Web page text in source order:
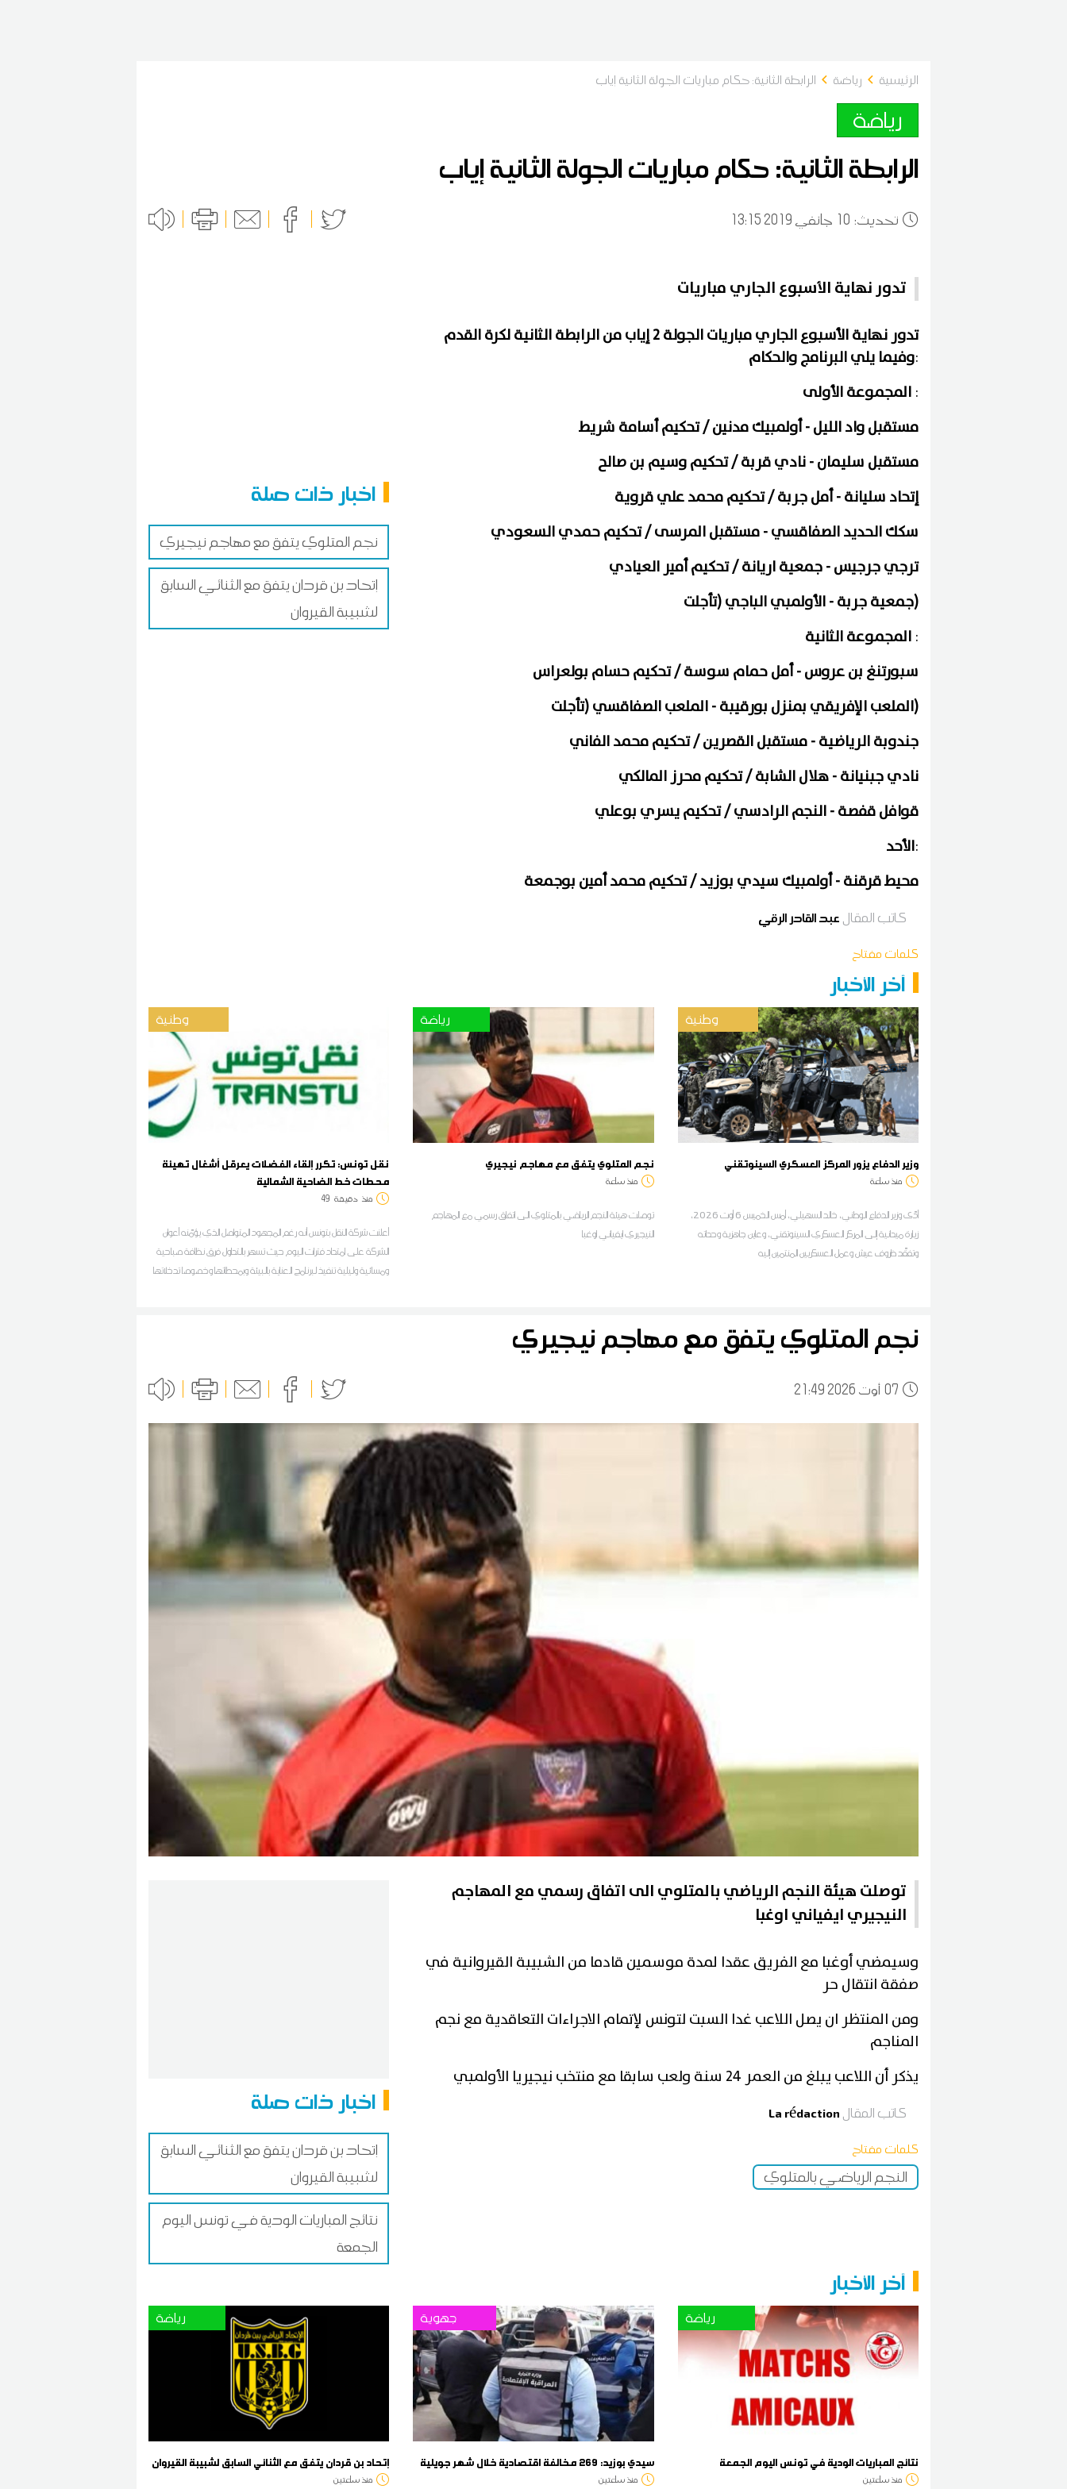
الرئيسية رياضة الرابطة الثانية: حكام مباريات الجولة الثانية إياب
رياضة
الرابطة الثانية: حكام مباريات الجولة الثانية إياب
:تحديث 10 13:15 2019 جانفي
اخبار ذات صلة
نجم المتلوي يتفق مع مهاجم نيجيري
إتحاد بن قردان يتفق مع الثنائي السابق
لشبيبة القيروان
تدور نهاية الأسبوع الجاري مباريات
تدور نهاية الأسبوع الجاري مباريات الجولة 2 إياب من الرابطة الثانية لكرة القدم
وفيما يلي البرنامج والحكام:
المجموعة الأولى:
مستقبل واد الليل - أولمبيك مدنين / تحكيم أسامة شريط
مستقبل سليمان - نادي قربة / تحكيم وسيم بن صالح
إتحاد سليانة - أمل جربة / تحكيم محمد علي قروية
سكك الحديد الصفاقسي - مستقبل المرسى / تحكيم حمدي السعودي
ترجي جرجيس - جمعية اريانة / تحكيم أمير العيادي
جمعية جربة - الأولمبي الباجي (تأجلت)
المجموعة الثانية:
سبورتنغ بن عروس - أمل حمام سوسة / تحكيم حسام بولعراس
الملعب الإفريقي بمنزل بورقيبة - الملعب الصفاقسي (تأجلت)
جندوبة الرياضية - مستقبل القصرين / تحكيم محمد الفاني
نادي جبنيانة - هلال الشابة / تحكيم محرز المالكي
قوافل قفصة - النجم الرادسي / تحكيم يسري بوعلي
الأحد:
محيط قرقنة - أولمبيك سيدي بوزيد / تحكيم محمد أمين بوجمعة
كاتب المقال عبد القادر الرقي
كلمات مفتاح
آخر الأخبار
وطنية
نقل تونس: تكرر إلقاء الفضلات يعرقل أشغال تهيئة
محطات خط الضاحية الشمالية
منذ دقيقة 49
أعلنت شركة النقل بتونس أنه رغم المجهود المتواصل الذي يؤمّنه أعوان
الشركة على امتداد فترات اليوم حيث تسهر بالتداول فرق نظافة صباحية
ومسائية وليلية تنفيذ لبرنامج العناية بالبيئة وبمحطاتها وخصوصا تدخلاتها
رياضة
نجم المتلوي يتفق مع مهاجم نيجيري
منذ ساعة
توصلت هيئة النجم الرياضي بالمتلوي الى اتفاق رسمي مع المهاجم
النيجيري ايفياني اوغبا
وطنية
وزير الدفاع يزور المركز العسكري السينوتقني
منذ ساعة
أدّى وزير الدفاع الوطني، خالد السهيلي، أمس الخميس 6 أوت 2026،
زيارة ميدانية إلى المركز العسكري السينوتقني، وعاين جاهزية وحداته
وتفقّد ظروف عيش وعمل العسكريين المنتمين إليه
نجم المتلوي يتفق مع مهاجم نيجيري
0721:49 2026 أوت
اخبار ذات صلة
إتحاد بن قردان يتفق مع الثنائي السابق
لشبيبة القيروان
نتائج المباريات الودية في تونس اليوم
الجمعة
توصلت هيئة النجم الرياضي بالمتلوي الى اتفاق رسمي مع المهاجم
النيجيري ايفياني اوغبا
وسيمضي أوغبا مع الفريق عقدا لمدة موسمين قادما من الشبيبة القيروانية في
صفقة انتقال حر
ومن المنتظر ان يصل اللاعب غدا السبت لتونس لإتمام الاجراءات التعاقدية مع نجم
المناجم
يذكر أن اللاعب يبلغ من العمر 24 سنة ولعب سابقا مع منتخب نيجيريا الأولمبي
كاتب المقال La rédaction
كلمات مفتاح
النجم الرياضي بالمتلوي
آخر الأخبار
رياضة
إتحاد بن قردان يتفق مع الثنائي السابق لشبيبة القيروان
منذ ساعتين
جهوية
سيدي بوزيد: 269 مخالفة اقتصادية خلال شهر جويلية
منذ ساعتين
رياضة
نتائج المباريات الودية في تونس اليوم الجمعة
منذ ساعتين